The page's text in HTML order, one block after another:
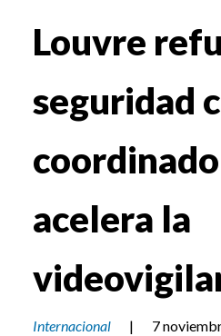
Louvre
seguridad
acelera la
Internacional |
7